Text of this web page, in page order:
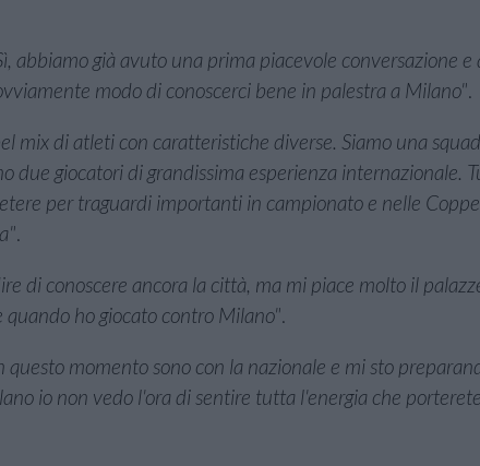
abbiamo già avuto una prima piacevole conversazione e
modo di conoscerci bene in palestra a Milano".
mix di atleti con caratteristiche diverse. Siamo una
due giocatori di grandissima esperienza internazionale.
per traguardi importanti in campionato e nelle
.
di conoscere ancora la città, ma mi piace molto il
ho giocato contro Milano".
questo momento sono con la nazionale e mi sto
io non vedo l'ora di sentire tutta l'energia che